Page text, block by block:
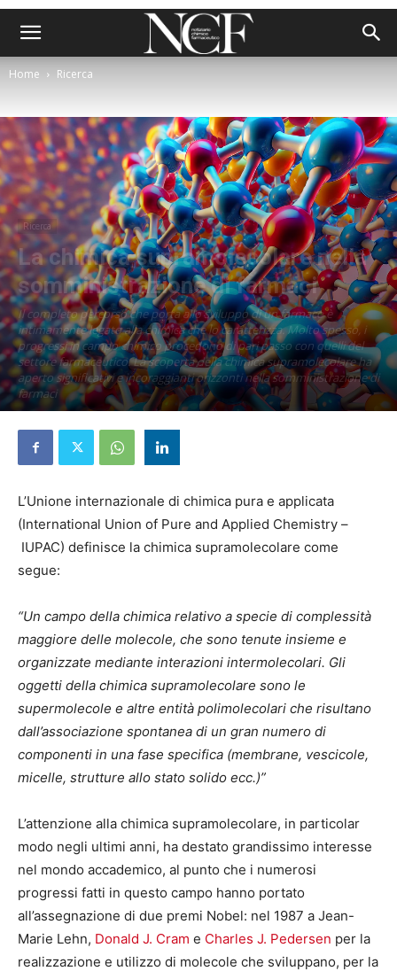
Home Ricerca
Ricerca
La chimica supramolecolare nella
somministrazione di farmaci
Il completo percorso che porta allo sviluppo di un farmaco è
intimamente legato alla chimica che lo caratterizza. Molto spesso, i
progressi in campo chimico procedono di pari passo con quelli del
settore farmaceutico. La scoperta della chimica supramolecolare ha
aperto significativi e incoraggianti orizzonti nella somministrazione di
farmaci
L’Unione internazionale di chimica pura e applicata
(International Union of Pure and Applied Chemistry –
IUPAC) definisce la chimica supramolecolare come
segue:
“Un campo della chimica relativo a specie di complessità
maggiore delle molecole, che sono tenute insieme e
organizzate mediante interazioni intermolecolari. Gli
oggetti della chimica supramolecolare sono le
supermolecole e altre entità polimolecolari che risultano
dall’associazione spontanea di un gran numero di
componenti in una fase specifica (membrane, vescicole,
micelle, strutture allo stato solido ecc.)”
L’attenzione alla chimica supramolecolare, in particolar
modo negli ultimi anni, ha destato grandissimo interesse
nel mondo accademico, al punto che i numerosi
progressi fatti in questo campo hanno portato
all’assegnazione di due premi Nobel: nel 1987 a Jean-
Marie Lehn, Donald J. Cram e Charles J. Pedersen per la
realizzazione e utilizzo di molecole che sviluppano, per la